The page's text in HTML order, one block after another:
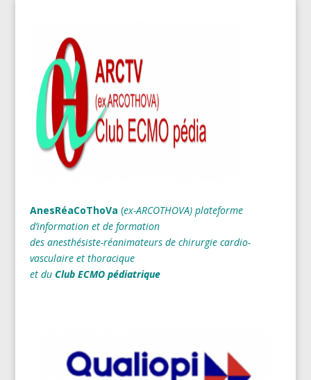
AnesRéaCoThoVa (ex-ARCOTHOVA) plateforme
d’information et de formation
des anesthésiste-réanimateurs de chirurgie cardio-
vasculaire et thoracique
et du Club ECMO pédiatrique